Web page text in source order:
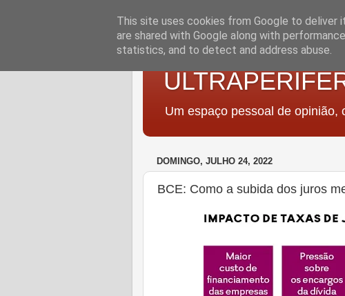
Um espaço pessoal de opinião,
DOMINGO, JULHO 24, 2022
BCE: Como a subida dos juros
This site uses cookies from Google to deliver
are shared with Google along with
statistics, and to detect and address abuse.